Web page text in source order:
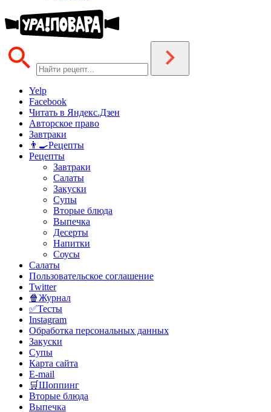
Yelp
Facebook
Читать в Яндекс.Дзен
Авторское право
Завтраки
👨‍🍳Рецепты
Рецепты
Завтраки
Салаты
Закуски
Супы
Вторые блюда
Выпечка
Десерты
Напитки
Соусы
Салаты
Пользовательское соглашение
Twitter
🍿Журнал
✅Тесты
Instagram
Обработка персональных данных
Закуски
Супы
Карта сайта
E-mail
🛒Шоппинг
Вторые блюда
Выпечка